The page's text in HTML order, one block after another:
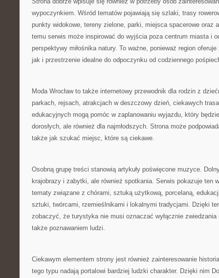
wypoczynkiem. Wśród tematów pojawiają się szlaki, trasy
punkty widokowe, tereny zielone, parki, miejsca spacerowe oraz
temu serwis może inspirować do wyjścia poza centrum miasta i
perspektywy miłośnika natury. To ważne, ponieważ region
jak i przestrzenie idealne do odpoczynku od codziennego
Moda Wrocław to także internetowy przewodnik dla rodzin z
parkach, rejsach, atrakcjach w deszczowy dzień, ciekawych
edukacyjnych mogą pomóc w zaplanowaniu wyjazdu, który
dorosłych, ale również dla najmłodszych. Strona może
także jak szukać miejsc, które są ciekawe.
Osobną grupę treści stanowią artykuły poświęcone muzyce.
krajobrazy i zabytki, ale również spotkania. Serwis pokazuje ten
tematy związane z chórami, sztuką użytkową, porcelaną,
sztuki, twórcami, rzemieślnikami i lokalnymi tradycjami. Dzięki
zobaczyć, że turystyka nie musi oznaczać wyłącznie
także poznawaniem ludzi.
Ciekawym elementem strony jest również zainteresowanie
tego typu nadają portalowi bardziej ludzki charakter. Dzięki nim